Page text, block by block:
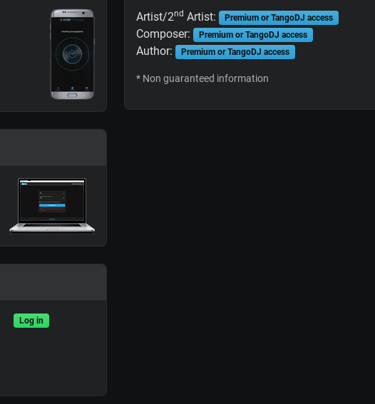
Log in
Artist/2nd Artist: Premium or TangoDJ access
Composer: Premium or TangoDJ access
Author: Premium or TangoDJ access
* Non guaranteed information